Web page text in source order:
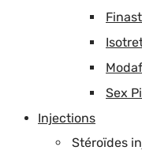
Sex
Injections
Stéroïdes